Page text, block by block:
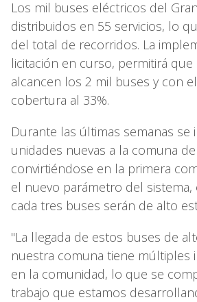
Los mil buses eléctricos del
distribuidos en 55 servicios, lo
del total de recorridos. La
licitación en curso, permitirá
alcancen los 2 mil buses y con
cobertura al 33%.
Durante las últimas semanas
unidades nuevas a la comuna de
convirtiéndose en la primera
el nuevo parámetro del
cada tres buses serán de alto
"La llegada de estos buses de
nuestra comuna tiene múltiples
en la comunidad, lo que se
trabajo que estamos